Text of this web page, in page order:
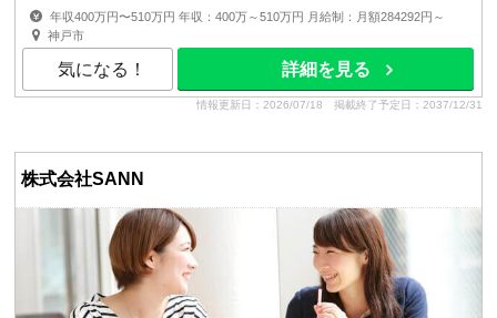
年収400万円〜510万円 年収：400万～510万円 月給制：月額284292円～
賞与：年2回（6月、12月）※業績賞与実績あり 昇給：年1...
神戸市
気になる！ 詳細を見る
情報更新日：2026/07/18 掲載終了予定日：2037/12/31
株式会社SANN